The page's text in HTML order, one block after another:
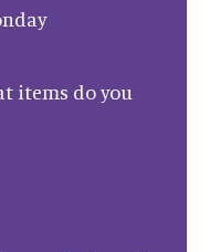
items do you